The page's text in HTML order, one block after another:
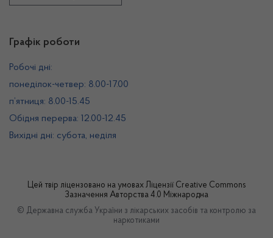
Графік роботи
Робочі дні:
понеділок-четвер: 8.00-17.00
п’ятниця: 8.00-15.45
Обідня перерва: 12.00-12.45
Вихідні дні: субота, неділя
Цей твір ліцензовано на умовах Ліцензії Creative Commons
Зазначення Авторства 4.0 Міжнародна
© Державна служба України з лікарських засобів та контролю за
наркотиками